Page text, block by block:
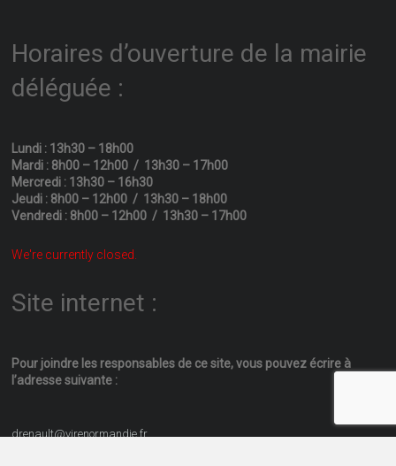
Horaires d’ouverture de la mairie
déléguée :
Lundi : 13h30 – 18h00
Mardi : 8h00 – 12h00 / 13h30 – 17h00
Mercredi : 13h30 – 16h30
Jeudi : 8h00 – 12h00 / 13h30 – 18h00
Vendredi : 8h00 – 12h00 / 13h30 – 17h00
We're currently closed.
Site internet :
Pour joindre les responsables de ce site, vous pouvez écrire à
l’adresse suivante :
drenault@virenormandie.fr